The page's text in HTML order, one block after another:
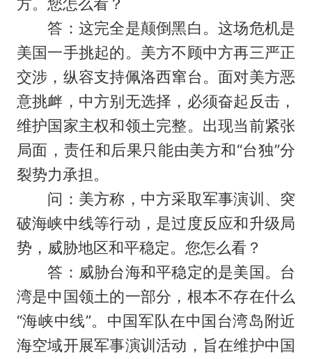
答：这完全是颠倒黑白。这场危机是
美国一手挑起的。美方不顾中方再三严正
交涉，纵容支持佩洛西窜台。面对美方恶
意挑衅，中方别无选择，必须奋起反击，
维护国家主权和领土完整。出现当前紧张
局面，责任和后果只能由美方和“台独”分
裂势力承担。
问：美方称，中方采取军事演训、突
破海峡中线等行动，是过度反应和升级局
势，威胁地区和平稳定。您怎么看？
答：威胁台海和平稳定的是美国。台
湾是中国领土的一部分，根本不存在什么
“海峡中线”。中国军队在中国台湾岛附近
海空域开展军事演训活动，旨在维护中国